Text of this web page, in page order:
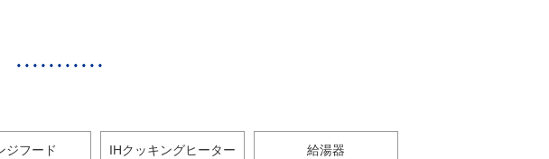
ジフード IHクッキングヒーター 給湯器